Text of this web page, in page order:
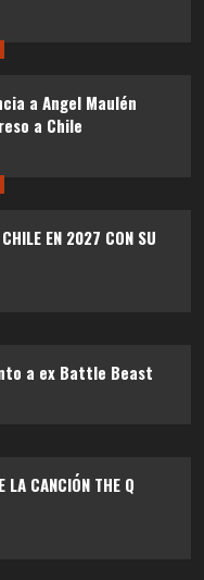
a Angel Maulén
a Chile
EN 2027 CON SU
a ex Battle Beast
LA CANCIÓN THE Q